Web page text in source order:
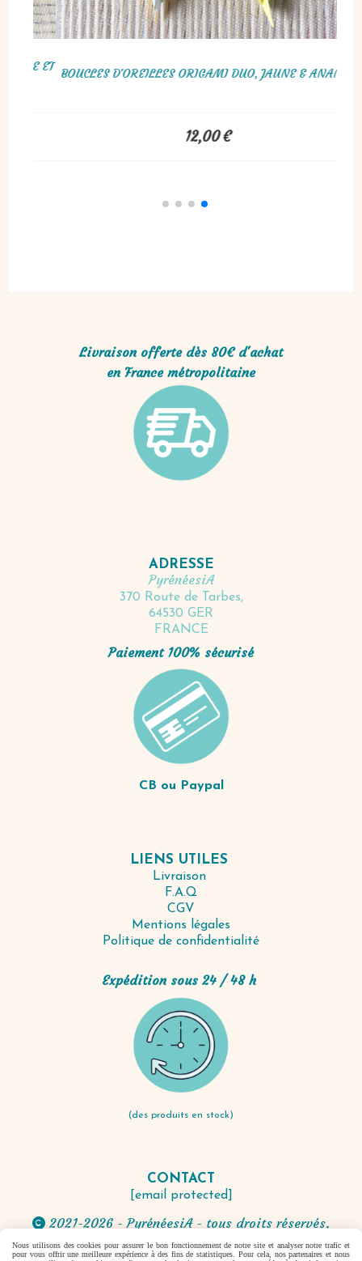
RANGS VERTE ET JAUNE
BOUCLES D’OREILLES
TRIANGLE EN TISSAGE
Livraison offerte dès 80€ d'achat
en France métropolitaine
ADRESSE
PyrénéesiA
370 Route de Tarbes,
64530 GER
FRANCE
Paiement 100% sécurisé
CB ou Paypal
LIENS UTILES
Livraison
F.A.Q
CGV
Mentions légales
Politique de confidentialité
Expédition sous 24 / 48 h
(des produits en stock)
CONTACT
[email protected]
 2021-2026 - PyrénéesiA - tous droits réservés.
Nous utilisons des cookies pour assurer le bon fonctionnement de notre site et analyser notre trafic et
pour vous offrir une meilleure expérience à des fins de statistiques. Pour cela, nos partenaires et nous